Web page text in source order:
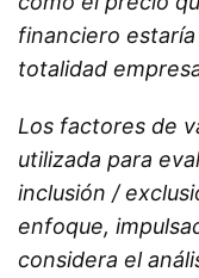
financiero
totalidad
Los factores de
utilizada para
inclusión /
enfoque,
considera el